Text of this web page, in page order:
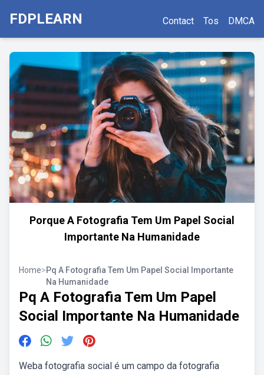
FDPLEARN Contact Tos DMCA
Porque A Fotografia Tem Um Papel Social
Importante Na Humanidade
Home>Pq A Fotografia Tem Um Papel Social Importante
Na Humanidade
Pq A Fotografia Tem Um Papel
Social Importante Na Humanidade
Weba fotografia social é um campo da fotografia